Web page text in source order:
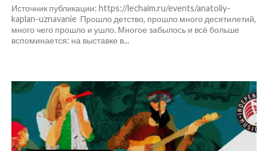
Источник публикации: https://lechaim.ru/events/anatoliy-
kaplan-uznavanie Прошло детство, прошло много десятилетий,
много чего прошло и ушло. Многое забылось и всё больше
вспоминается: на выставке в...